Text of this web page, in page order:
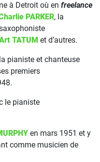
à Detroit où en freelance
PARKER, la
TATUM et d’autres.
pianiste et chanteuse
premiers
le pianiste
en mars 1951 et y
comme musicien de